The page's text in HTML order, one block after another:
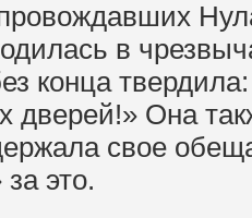
в
конца
дверей!» Она
свое
это.